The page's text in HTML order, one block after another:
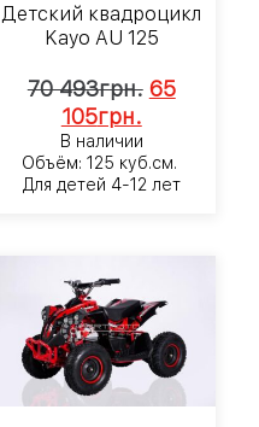
Детский квадроцикл
Kayo AU 125
70 493грн. 65
105грн.
В наличии
Объём: 125 куб.см.
Для детей 4-12 лет